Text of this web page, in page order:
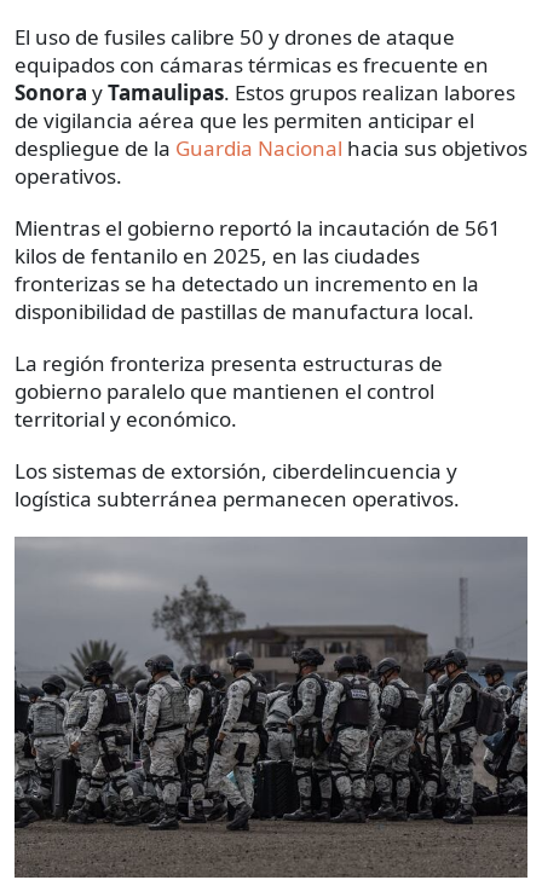
El uso de fusiles calibre 50 y drones de ataque
equipados con cámaras térmicas es frecuente en
Sonora yTamaulipas. Estos grupos realizan labores
de vigilancia aérea que les permiten anticipar el
despliegue de la Guardia Nacional hacia sus objetivos
operativos.
Mientras el gobierno reportó la incautación de 561
kilos de fentanilo en 2025, en las ciudades
fronterizas se ha detectado un incremento en la
disponibilidad de pastillas de manufactura local.
La región fronteriza presenta estructuras de
gobierno paralelo que mantienen el control
territorial y económico.
Los sistemas de extorsión, ciberdelincuencia y
logística subterránea permanecen operativos.